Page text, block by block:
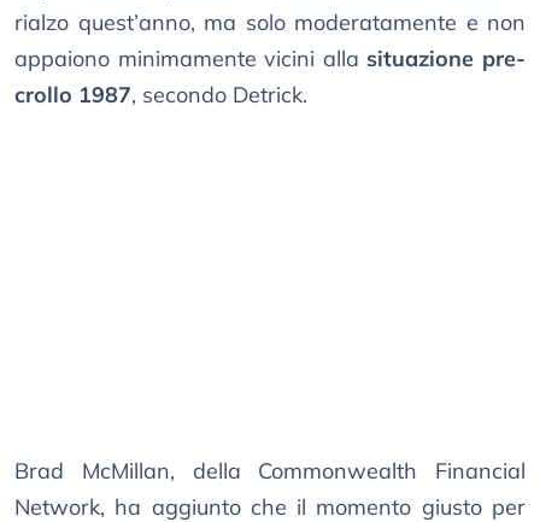
rialzo quest’anno, ma solo moderatamente e non
appaiono minimamente vicini alla situazione pre-
crollo 1987, secondo Detrick.
Brad McMillan, della Commonwealth Financial
Network, ha aggiunto che il momento giusto per